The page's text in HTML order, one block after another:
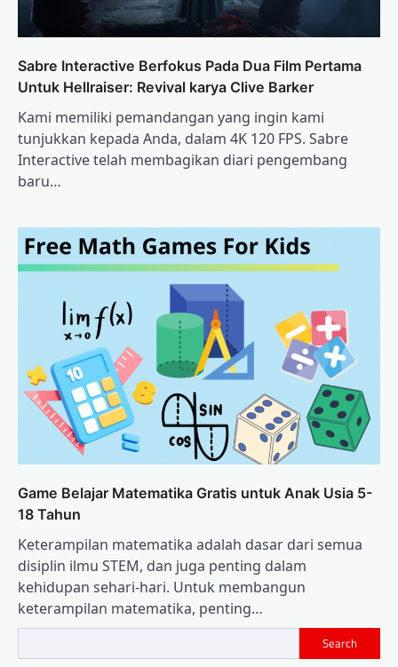
Sabre Interactive Berfokus Pada Dua Film Pertama
Untuk Hellraiser: Revival karya Clive Barker
Kami memiliki pemandangan yang ingin kami
tunjukkan kepada Anda, dalam 4K 120 FPS. Sabre
Interactive telah membagikan diari pengembang
baru…
Game Belajar Matematika Gratis untuk Anak Usia 5-
18 Tahun
Keterampilan matematika adalah dasar dari semua
disiplin ilmu STEM, dan juga penting dalam
kehidupan sehari-hari. Untuk membangun
keterampilan matematika, penting…
Search